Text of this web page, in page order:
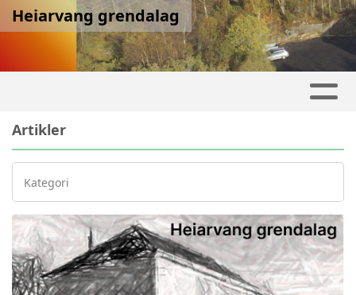
Heiarvang grendalag
Artikler
Kategori